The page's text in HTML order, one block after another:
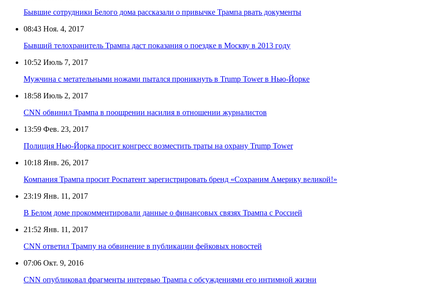
Бывшие сотрудники Белого дома рассказали о привычке Трампа рвать документы
08:43 Ноя. 4, 2017
Бывший телохранитель Трампа даст показания о поездке в Москву в 2013 году
10:52 Июль 7, 2017
Мужчина с метательными ножами пытался проникнуть в Trump Tower в Нью-Йорке
18:58 Июль 2, 2017
CNN обвинил Трампа в поощрении насилия в отношении журналистов
13:59 Фев. 23, 2017
Полиция Нью-Йорка просит конгресс возместить траты на охрану Trump Tower
10:18 Янв. 26, 2017
Компания Трампа просит Роспатент зарегистрировать бренд «Сохраним Америку великой!»
23:19 Янв. 11, 2017
В Белом доме прокомментировали данные о финансовых связях Трампа с Россией
21:52 Янв. 11, 2017
CNN ответил Трампу на обвинение в публикации фейковых новостей
07:06 Окт. 9, 2016
CNN опубликовал фрагменты интервью Трампа с обсуждениями его интимной жизни